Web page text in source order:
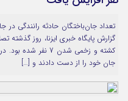
مرا به خاطر بسپار
گزارش پایگاه خبری ایزنا، روز
جان خود را از دست دادند و […]